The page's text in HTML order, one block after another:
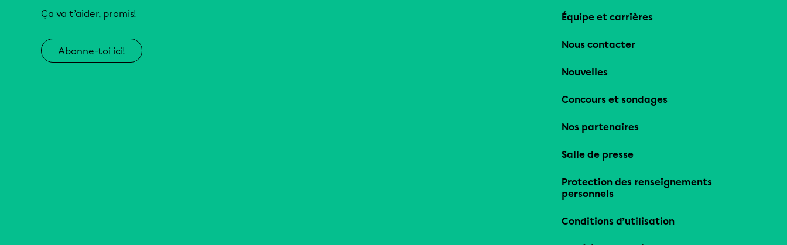
Ça va t’aider, promis!
Abonne-toi ici!
Équipe et carrières
Nous contacter
Nouvelles
Concours et sondages
Nos partenaires
Salle de presse
Protection des renseignements
personnels
Conditions d’utilisation